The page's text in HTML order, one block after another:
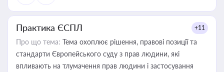
Практика ЄСПЛ +11
Про що тема: Тема охоплює рішення, правові позиції та
стандарти Європейського суду з прав людини, які
впливають на тлумачення прав людини і застосування